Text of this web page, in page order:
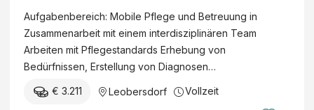
Aufgabenbereich: Mobile Pflege und Betreuung in
Zusammenarbeit mit einem interdisziplinären Team
Arbeiten mit Pflegestandards Erhebung von
Bedürfnissen, Erstellung von Diagnosen…
€ 3.211 Leobersdorf Vollzeit